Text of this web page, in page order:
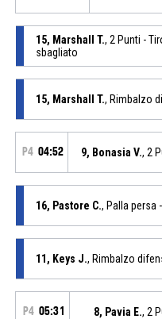
15, Marshall T., 2 Punti -
sbagliato
15, Marshall T., Rimbalzo
P4 04:52 9, Bonasia V., 2
16, Pastore C., Palla persa
11, Keys J., Rimbalzo
P4 05:31 8, Pavia E., 2